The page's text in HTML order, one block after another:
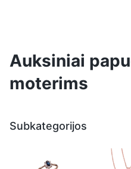
Auksiniai
moterims
Subkategorijos